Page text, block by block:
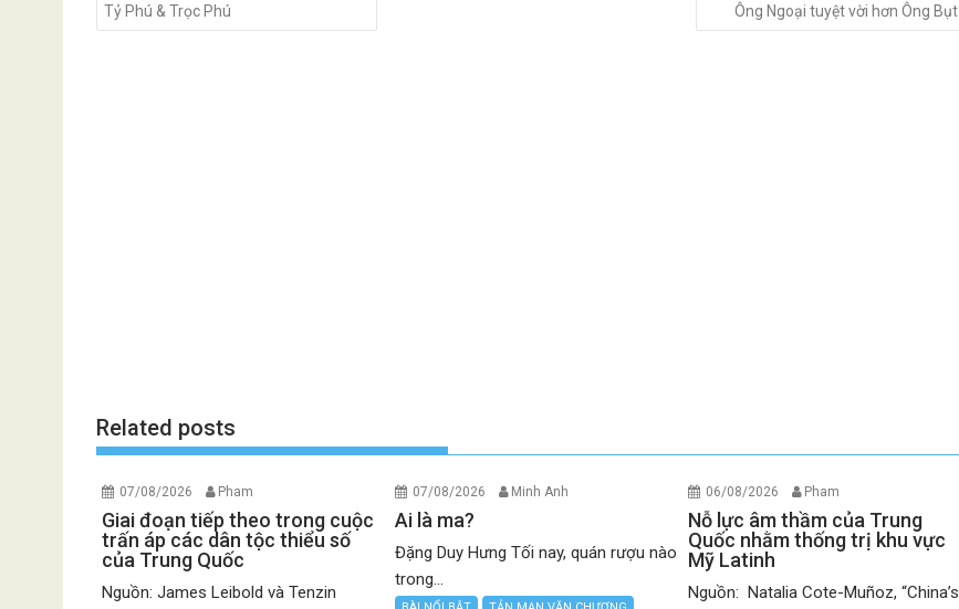
Tỷ Phú & Trọc Phú Ông Ngoại tuyệt vời hơn Ông Bụt
Related posts
07/08/2026 Pham
Giai đoạn tiếp theo trong cuộc
trấn áp các dân tộc thiểu số
của Trung Quốc
Nguồn: James Leibold và Tenzin
07/08/2026 Minh Anh
Ai là ma?
Đặng Duy Hưng Tối nay, quán rượu nào
trong...
06/08/2026 Pham
Nỗ lực âm thầm của Trung
Quốc nhằm thống trị khu vực
Mỹ Latinh
Nguồn: Natalia Cote-Muñoz, “China’s